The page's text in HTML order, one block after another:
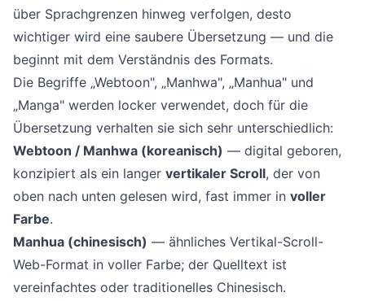
über Sprachgrenzen hinweg verfolgen, desto
wichtiger wird eine saubere Übersetzung — und die
beginnt mit dem Verständnis des Formats.
Die Begriffe „Webtoon", „Manhwa", „Manhua" und
„Manga" werden locker verwendet, doch für die
Übersetzung verhalten sie sich sehr unterschiedlich:
Webtoon / Manhwa (koreanisch) — digital geboren,
konzipiert als ein langer vertikaler Scroll, der von
oben nach unten gelesen wird, fast immer in voller
Farbe.
Manhua (chinesisch) — ähnliches Vertikal-Scroll-
Web-Format in voller Farbe; der Quelltext ist
vereinfachtes oder traditionelles Chinesisch.